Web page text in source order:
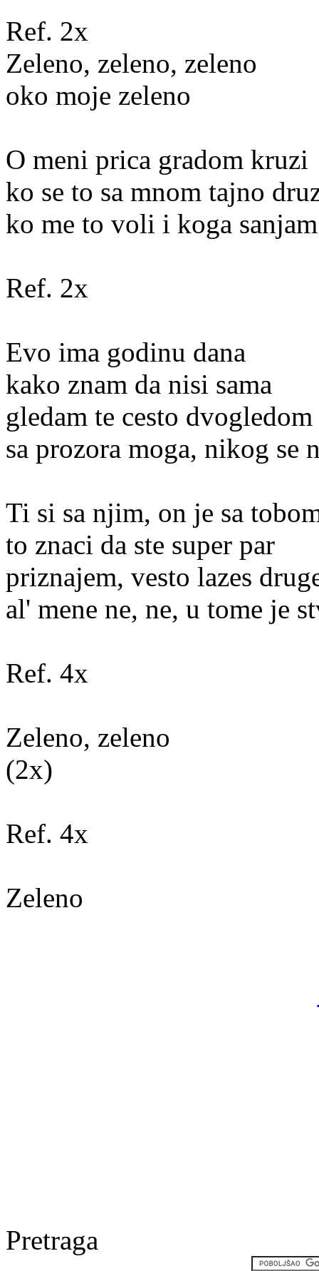
Ref. 2x
Zeleno, zeleno, zeleno
oko moje zeleno
O meni prica gradom kruzi
ko se to sa mnom tajno
ko me to voli i koga
Ref. 2x
Evo ima godinu dana
kako znam da nisi sama
gledam te cesto
sa prozora moga, nikog se
Ti si sa njim, on je sa
to znaci da ste super par
priznajem, vesto lazes
al' mene ne, ne, u tome je
Ref. 4x
Zeleno, zeleno
(2x)
Ref. 4x
Zeleno
Pretraga